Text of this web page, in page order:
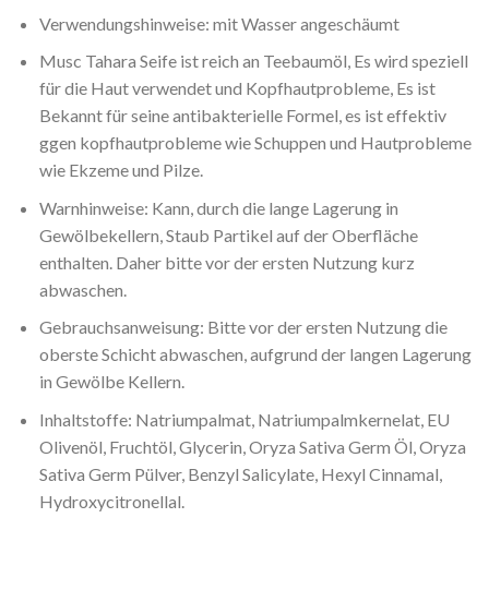
Verwendungshinweise: mit Wasser angeschäumt
Musc Tahara Seife ist reich an Teebaumöl, Es wird speziell
für die Haut verwendet und Kopfhautprobleme, Es ist
Bekannt für seine antibakterielle Formel, es ist effektiv
ggen kopfhautprobleme wie Schuppen und Hautprobleme
wie Ekzeme und Pilze.
Warnhinweise: Kann, durch die lange Lagerung in
Gewölbekellern, Staub Partikel auf der Oberfläche
enthalten. Daher bitte vor der ersten Nutzung kurz
abwaschen.
Gebrauchsanweisung: Bitte vor der ersten Nutzung die
oberste Schicht abwaschen, aufgrund der langen Lagerung
in Gewölbe Kellern.
Inhaltstoffe: Natriumpalmat, Natriumpalmkernelat, EU
Olivenöl, Fruchtöl, Glycerin, Oryza Sativa Germ Öl, Oryza
Sativa Germ Pülver, Benzyl Salicylate, Hexyl Cinnamal,
Hydroxycitronellal.